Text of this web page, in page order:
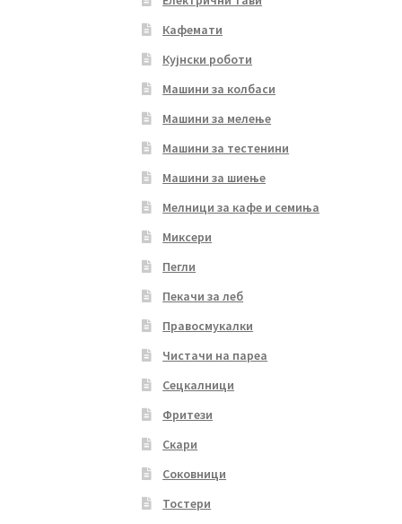
Кафемати
Кујнски роботи
Машини за колбаси
Машини за мелење
Машини за тестенини
Машини за шиење
Мелници за кафе и семиња
Миксери
Пегли
Пекачи за леб
Правосмукалки
Чистачи на пареа
Сецкалници
Фритези
Скари
Соковници
Тостери